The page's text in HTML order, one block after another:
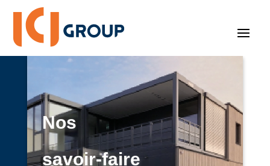
Nos
savoir-faire